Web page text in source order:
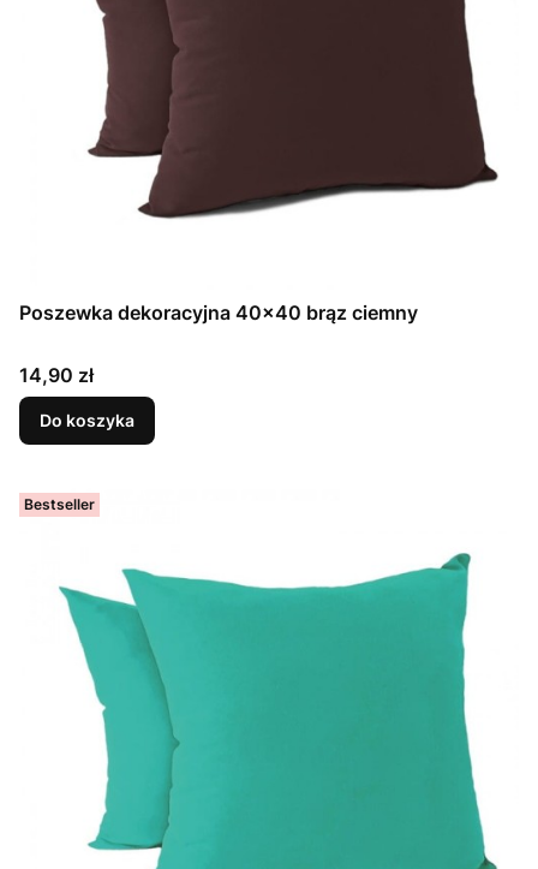
Poszewka dekoracyjna 40x40 brąz ciemny
Cena
14,90 zł
Do koszyka
Bestseller